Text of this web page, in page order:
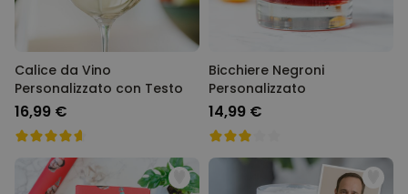
Calice da Vino
Personalizzato con Testo
16,99 €
Bicchiere Negroni
Personalizzato
14,99 €